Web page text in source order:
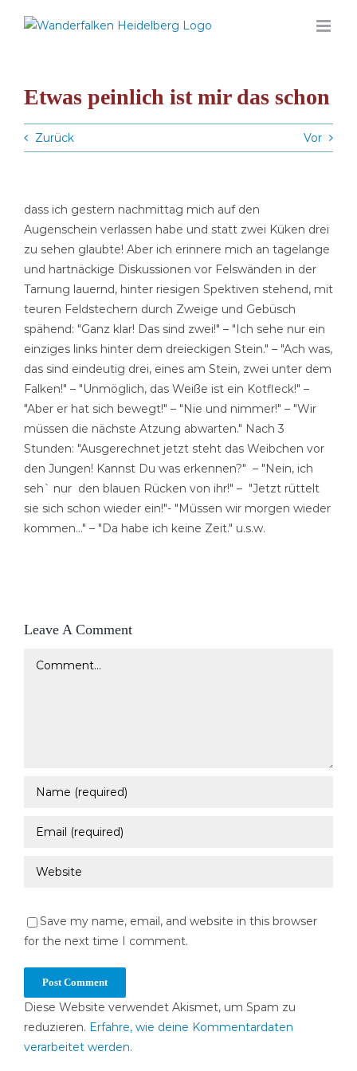
Inhalt
Etwas peinlich ist mir das schon
Zurück Vor
dass ich gestern nachmittag mich auf den
Augenschein verlassen habe und statt zwei Küken drei
zu sehen glaubte! Aber ich erinnere mich an tagelange
und hartnäckige Diskussionen vor Felswänden in der
Tarnung lauernd, hinter riesigen Spektiven stehend, mit
teuren Feldstechern durch Zweige und Gebüsch
spähend: "Ganz klar! Das sind zwei!" – "Ich sehe nur ein
einziges links hinter dem dreieckigen Stein." – "Ach was,
das sind eindeutig drei, eines am Stein, zwei unter dem
Falken!" – "Unmöglich, das Weiße ist ein Kotfleck!" –
"Aber er hat sich bewegt!" – "Nie und nimmer!" – "Wir
müssen die nächste Atzung abwarten." Nach 3
Stunden: "Ausgerechnet jetzt steht das Weibchen vor
den Jungen! Kannst Du was erkennen?" – "Nein, ich
seh` nur den blauen Rücken von ihr!" – "Jetzt rüttelt
sie sich schon wieder ein!"- "Müssen wir morgen wieder
kommen…" – "Da habe ich keine Zeit." u.s.w.
Leave A Comment
Comment
Save my name, email, and website in this browser
for the next time I comment.
Diese Website verwendet Akismet, um Spam zu
reduzieren. Erfahre, wie deine Kommentardaten
verarbeitet werden.